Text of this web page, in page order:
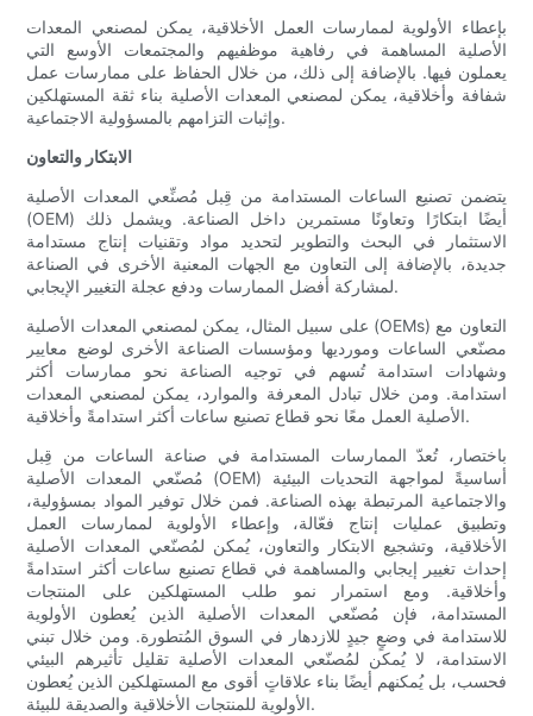
بإعطاء الأولوية لممارسات العمل الأخلاقية، يمكن لمصنعي المعدات
الأصلية المساهمة في رفاهية موظفيهم والمجتمعات الأوسع التي
يعملون فيها. بالإضافة إلى ذلك، من خلال الحفاظ على ممارسات عمل
شفافة وأخلاقية، يمكن لمصنعي المعدات الأصلية بناء ثقة المستهلكين
وإثبات التزامهم بالمسؤولية الاجتماعية.
الابتكار والتعاون
يتضمن تصنيع الساعات المستدامة من قِبل مُصنِّعي المعدات الأصلية
(OEM) أيضًا ابتكارًا وتعاونًا مستمرين داخل الصناعة. ويشمل ذلك
الاستثمار في البحث والتطوير لتحديد مواد وتقنيات إنتاج مستدامة
جديدة، بالإضافة إلى التعاون مع الجهات المعنية الأخرى في الصناعة
لمشاركة أفضل الممارسات ودفع عجلة التغيير الإيجابي.
على سبيل المثال، يمكن لمصنعي المعدات الأصلية (OEMs) التعاون مع
مصنّعي الساعات ومورديها ومؤسسات الصناعة الأخرى لوضع معايير
وشهادات استدامة تُسهم في توجيه الصناعة نحو ممارسات أكثر
استدامة. ومن خلال تبادل المعرفة والموارد، يمكن لمصنعي المعدات
الأصلية العمل معًا نحو قطاع تصنيع ساعات أكثر استدامةً وأخلاقية.
باختصار، تُعدّ الممارسات المستدامة في صناعة الساعات من قِبل
مُصنّعي المعدات الأصلية (OEM) أساسيةً لمواجهة التحديات البيئية
والاجتماعية المرتبطة بهذه الصناعة. فمن خلال توفير المواد بمسؤولية،
وتطبيق عمليات إنتاج فعّالة، وإعطاء الأولوية لممارسات العمل
الأخلاقية، وتشجيع الابتكار والتعاون، يُمكن لمُصنّعي المعدات الأصلية
إحداث تغيير إيجابي والمساهمة في قطاع تصنيع ساعات أكثر استدامةً
وأخلاقية. ومع استمرار نمو طلب المستهلكين على المنتجات
المستدامة، فإن مُصنّعي المعدات الأصلية الذين يُعطون الأولوية
للاستدامة في وضعٍ جيدٍ للازدهار في السوق المُتطورة. ومن خلال تبني
الاستدامة، لا يُمكن لمُصنّعي المعدات الأصلية تقليل تأثيرهم البيئي
فحسب، بل يُمكنهم أيضًا بناء علاقاتٍ أقوى مع المستهلكين الذين يُعطون
الأولوية للمنتجات الأخلاقية والصديقة للبيئة.